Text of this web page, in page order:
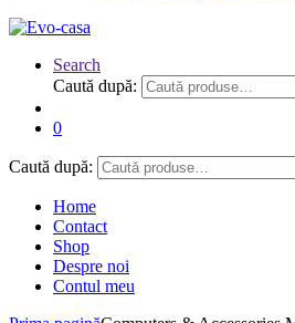
Search
Caută după:
0
Caută după:
Home
Contact
Shop
Despre noi
Contul meu